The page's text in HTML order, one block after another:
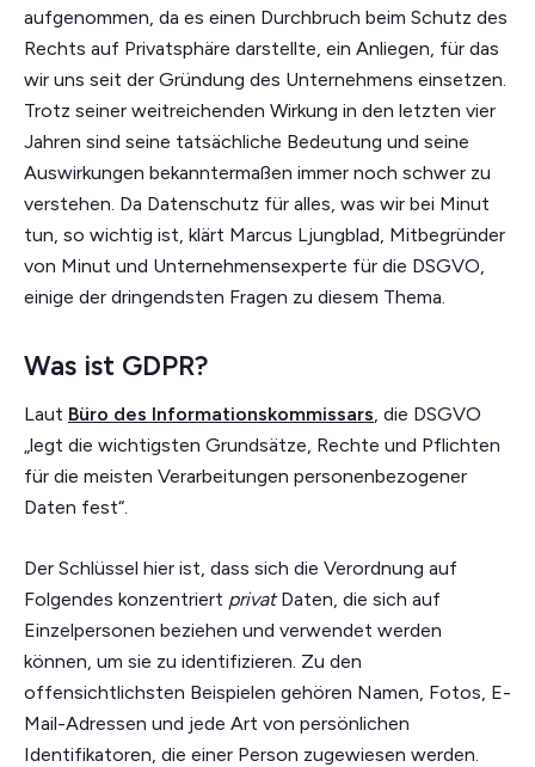
aufgenommen, da es einen Durchbruch beim Schutz des
Rechts auf Privatsphäre darstellte, ein Anliegen, für das
wir uns seit der Gründung des Unternehmens einsetzen.
Trotz seiner weitreichenden Wirkung in den letzten vier
Jahren sind seine tatsächliche Bedeutung und seine
Auswirkungen bekanntermaßen immer noch schwer zu
verstehen. Da Datenschutz für alles, was wir bei Minut
tun, so wichtig ist, klärt Marcus Ljungblad, Mitbegründer
von Minut und Unternehmensexperte für die DSGVO,
einige der dringendsten Fragen zu diesem Thema.
Was ist GDPR?
Laut Büro des Informationskommissars , die DSGVO
„legt die wichtigsten Grundsätze, Rechte und Pflichten
für die meisten Verarbeitungen personenbezogener
Daten fest“.
Der Schlüssel hier ist, dass sich die Verordnung auf
Folgendes konzentriert privatDaten, die sich auf
Einzelpersonen beziehen und verwendet werden
können, um sie zu identifizieren. Zu den
offensichtlichsten Beispielen gehören Namen, Fotos, E-
Mail-Adressen und jede Art von persönlichen
Identifikatoren, die einer Person zugewiesen werden.